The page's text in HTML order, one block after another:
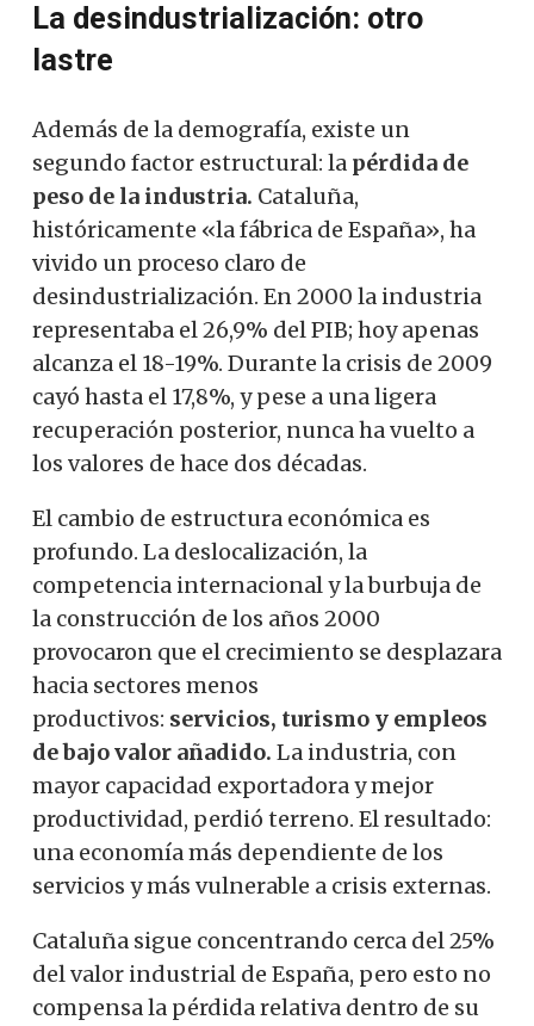
La desindustrialización: otro
lastre
Además de la demografía, existe un
segundo factor estructural: la pérdida de
peso de la industria. Cataluña,
históricamente «la fábrica de España», ha
vivido un proceso claro de
desindustrialización. En 2000 la industria
representaba el 26,9% del PIB; hoy apenas
alcanza el 18-19%. Durante la crisis de 2009
cayó hasta el 17,8%, y pese a una ligera
recuperación posterior, nunca ha vuelto a
los valores de hace dos décadas.
El cambio de estructura económica es
profundo. La deslocalización, la
competencia internacional y la burbuja de
la construcción de los años 2000
provocaron que el crecimiento se desplazara
hacia sectores menos
productivos: servicios, turismo y empleos
de bajo valor añadido. La industria, con
mayor capacidad exportadora y mejor
productividad, perdió terreno. El resultado:
una economía más dependiente de los
servicios y más vulnerable a crisis externas.
Cataluña sigue concentrando cerca del 25%
del valor industrial de España, pero esto no
compensa la pérdida relativa dentro de su